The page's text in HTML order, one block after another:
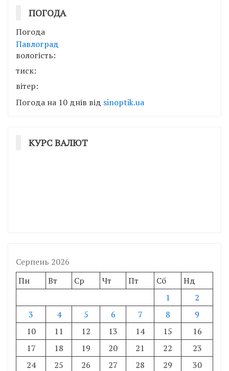
ПОГОДА
Погода
Павлоград
вологість:
тиск:
вітер:
Погода на 10 днів від sinoptik.ua
КУРС ВАЛЮТ
Серпень 2026
Пн
Вт Ср Чт Пт Сб
Нд
1
2
3
4 5 6 7 8
9
10
11 12 13 14 15
16
17
18 19 20 21 22
23
24
25 26 27 28 29
30